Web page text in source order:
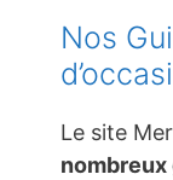
Nos
Le site
nombreux